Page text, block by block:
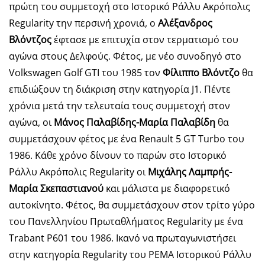
πρώτη του συμμετοχή στο Ιστορικό Ράλλυ Ακρόπολις
Regularity την περσινή χρονιά, ο Αλέξανδρος
Βλόντζοςέφτασε με επιτυχία στον τερματισμό του
αγώνα στους Δελφούς. Φέτος, με νέο συνοδηγό στο
Volkswagen Golf GTI του 1985 τον Φίλιππο Βλόντζοθα
επιδιώξουν τη διάκριση στην κατηγορία J1. Πέντε
χρόνια μετά την τελευταία τους συμμετοχή στον
αγώνα, οιΜάνος Παλαβίδης-Μαρία Παλαβίδηθα
συμμετάσχουν φέτος με ένα Renault 5 GT Turbo του
1986. Κάθε χρόνο δίνουν το παρών στο Ιστορικό
Ράλλυ Ακρόπολις Regularity οιΜιχάλης Λαμπρής-
Μαρία Σκεπαστιανού και μάλιστα με διαφορετικό
αυτοκίνητο. Φέτος, θα συμμετάσχουν στον τρίτο γύρο
του Πανελληνίου Πρωταθλήματος Regularity με ένα
Trabant P601 του 1986. Ικανό να πρωταγωνιστήσει
στην κατηγορία Regularity του PEMA Ιστορικού Ράλλυ